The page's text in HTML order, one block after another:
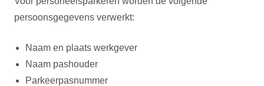
persoonsgegevens verwerkt:
Naam en plaats werkgever
Naam pashouder
Parkeerpasnummer